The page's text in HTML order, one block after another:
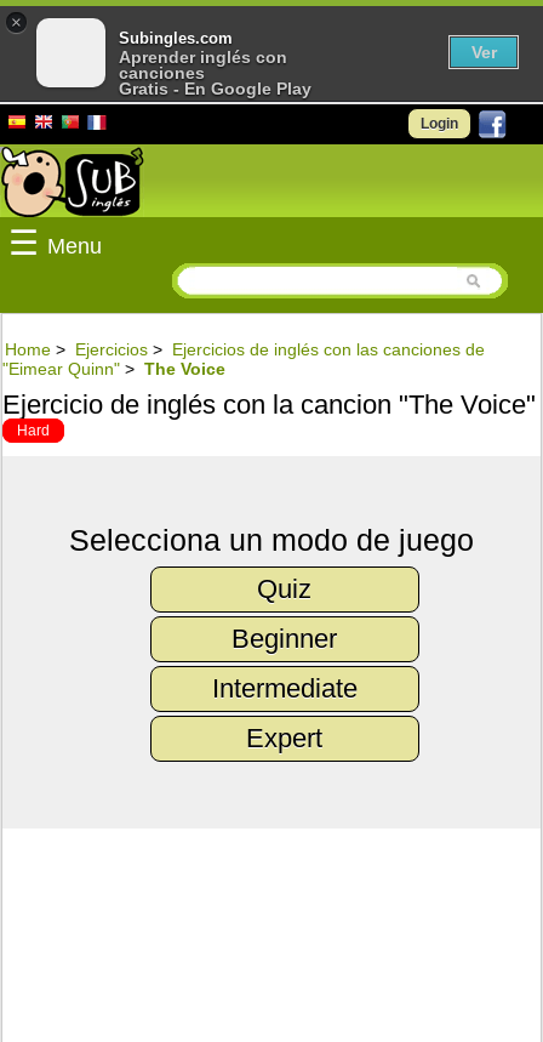
Login
☰ Menu
Home > Ejercicios > Ejercicios de inglés con las canciones de
"Eimear Quinn" > The Voice
Ejercicio de inglés con la cancion "The Voice"
Hard
Selecciona un modo de juego
Quiz
Beginner
Intermediate
Expert
×
Subingles.com
Aprender inglés con
canciones
Gratis - En Google Play
Ver